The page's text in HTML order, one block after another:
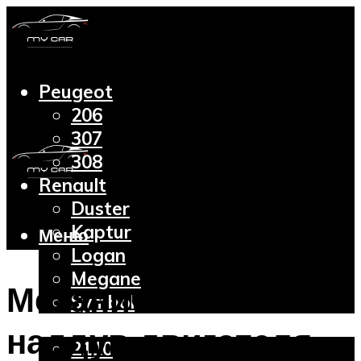
Peugeot
206
307
308
Renault
Duster
Kaptur
Logan
Megane
Symbol
2110
Меню
Механический
наддув двигателя